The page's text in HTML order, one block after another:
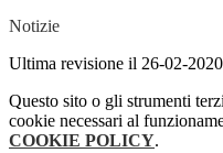
Notizie
Ultima revisione il 26-02-2020
Questo sito o gli strumenti
cookie necessari al
COOKIE POLICY.